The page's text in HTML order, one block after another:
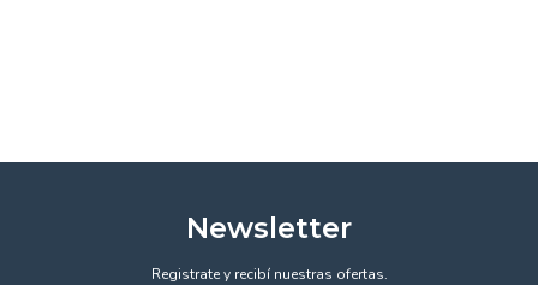
Newsletter
Registrate y recibí nuestras ofertas.